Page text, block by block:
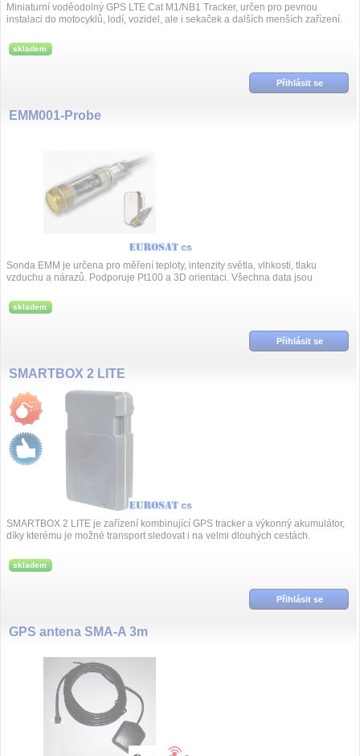
Miniaturní voděodolný GPS LTE Cat M1/NB1 Tracker, určen pro pevnou
instalaci do motocyklů, lodí, vozidel, ale i sekaček a dalších menších zařízení.
skladem
Přihlásit se
EMM001-Probe
Sonda EMM je určena pro měření teploty, intenzity světla, vlhkosti, tlaku
vzduchu a nárazů. Podporuje Pt100 a 3D orientaci. Všechna data jsou
skladem
Přihlásit se
SMARTBOX 2 LITE
SMARTBOX 2 LITE je zařízení kombinující GPS tracker a výkonný akumulátor,
díky kterému je možné transport sledovat i na velmi dlouhých cestách.
skladem
Přihlásit se
GPS antena SMA-A 3m